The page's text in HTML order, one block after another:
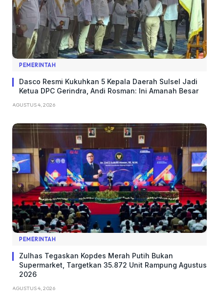
PEMERINTAH
Dasco Resmi Kukuhkan 5 Kepala Daerah Sulsel Jadi
Ketua DPC Gerindra, Andi Rosman: Ini Amanah Besar
AGUSTUS 4, 2026
PEMERINTAH
Zulhas Tegaskan Kopdes Merah Putih Bukan
Supermarket, Targetkan 35.872 Unit Rampung Agustus
2026
AGUSTUS 4, 2026